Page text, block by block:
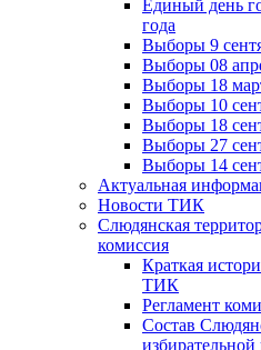
Единый день
года
Выборы 9
Выборы 08
Выборы 18
Выборы 10
Выборы 18
Выборы 27
Выборы 14
Актуальная
Новости ТИК
Слюдянская
комиссия
Краткая
ТИК
Регламент
Состав